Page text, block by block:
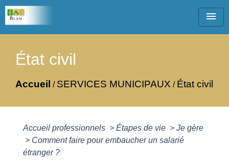
menu
État civil
Accueil / SERVICES MUNICIPAUX / État civil
Accueil professionnels > Étapes de vie > Je gère
> Comment faire pour embaucher un salarié
étranger ?